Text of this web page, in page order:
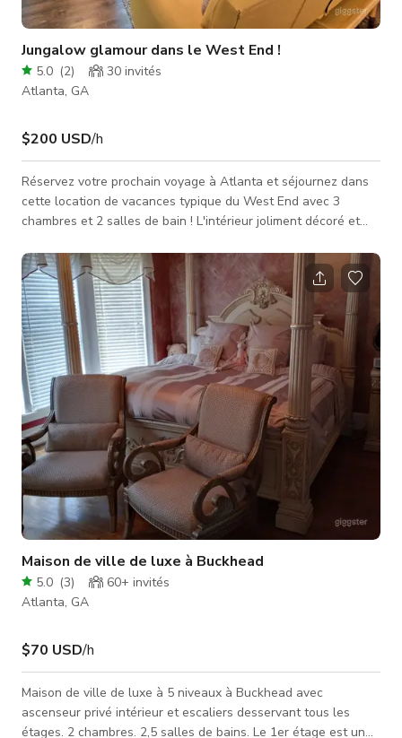
Jungalow glamour dans le West End !
5.0 (2) 30 invités
Atlanta, GA
$200 USD/h
Réservez votre prochain voyage à Atlanta et séjournez dans
cette location de vacances typique du West End avec 3
chambres et 2 salles de bain ! L'intérieur joliment décoré et
une cuisine entièrement équipée, pour faire de cet endroit
votre chez-vous loin de chez vous. À seulement quelques
miles du centre-ville, les options de divertissement sont
infinies ! Visitez le West End BeltLine, passez une soirée
relaxante à l'Aquarium
Maison de ville de luxe à Buckhead
5.0 (3) 60+ invités
Atlanta, GA
$70 USD/h
Maison de ville de luxe à 5 niveaux à Buckhead avec
ascenseur privé intérieur et escaliers desservant tous les
étages. 2 chambres. 2,5 salles de bains. Le 1er étage est un